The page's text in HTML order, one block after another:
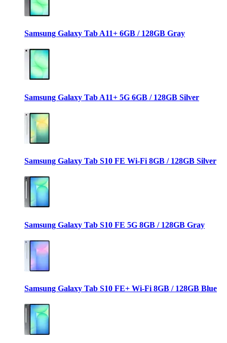
Samsung Galaxy Tab A11+ 6GB / 128GB Gray
Samsung Galaxy Tab A11+ 5G 6GB / 128GB Silver
Samsung Galaxy Tab S10 FE Wi-Fi 8GB / 128GB Silver
Samsung Galaxy Tab S10 FE 5G 8GB / 128GB Gray
Samsung Galaxy Tab S10 FE+ Wi-Fi 8GB / 128GB Blue